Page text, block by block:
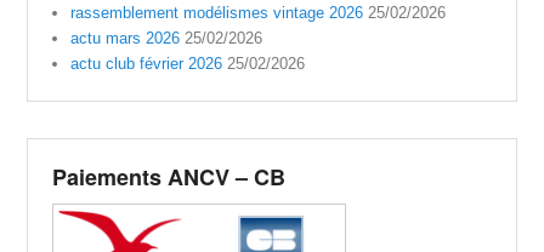
rassemblement modélismes vintage 2026 25/02/2026
actu mars 2026 25/02/2026
actu club février 2026 25/02/2026
Paiements ANCV – CB